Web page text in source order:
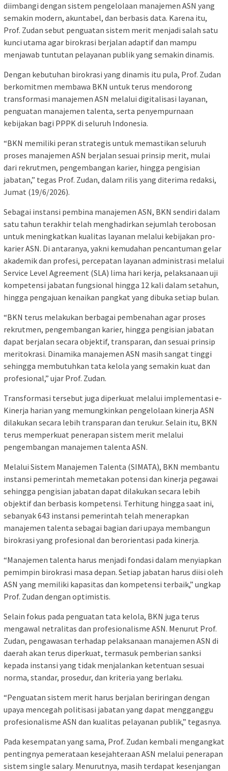
diimbangi dengan sistem pengelolaan manajemen ASN yang
semakin modern, akuntabel, dan berbasis data. Karena itu,
Prof. Zudan sebut penguatan sistem merit menjadi salah satu
kunci utama agar birokrasi berjalan adaptif dan mampu
menjawab tuntutan pelayanan publik yang semakin dinamis.
Dengan kebutuhan birokrasi yang dinamis itu pula, Prof. Zudan
berkomitmen membawa BKN untuk terus mendorong
transformasi manajemen ASN melalui digitalisasi layanan,
penguatan manajemen talenta, serta penyempurnaan
kebijakan bagi PPPK di seluruh Indonesia.
“BKN memiliki peran strategis untuk memastikan seluruh
proses manajemen ASN berjalan sesuai prinsip merit, mulai
dari rekrutmen, pengembangan karier, hingga pengisian
jabatan,” tegas Prof. Zudan, dalam rilis yang diterima redaksi,
Jumat (19/6/2026).
Sebagai instansi pembina manajemen ASN, BKN sendiri dalam
satu tahun terakhir telah menghadirkan sejumlah terobosan
untuk meningkatkan kualitas layanan melalui kebijakan pro-
karier ASN. Di antaranya, yakni kemudahan pencantuman gelar
akademik dan profesi, percepatan layanan administrasi melalui
Service Level Agreement (SLA) lima hari kerja, pelaksanaan uji
kompetensi jabatan fungsional hingga 12 kali dalam setahun,
hingga pengajuan kenaikan pangkat yang dibuka setiap bulan.
“BKN terus melakukan berbagai pembenahan agar proses
rekrutmen, pengembangan karier, hingga pengisian jabatan
dapat berjalan secara objektif, transparan, dan sesuai prinsip
meritokrasi. Dinamika manajemen ASN masih sangat tinggi
sehingga membutuhkan tata kelola yang semakin kuat dan
profesional,” ujar Prof. Zudan.
Transformasi tersebut juga diperkuat melalui implementasi e-
Kinerja harian yang memungkinkan pengelolaan kinerja ASN
dilakukan secara lebih transparan dan terukur. Selain itu, BKN
terus memperkuat penerapan sistem merit melalui
pengembangan manajemen talenta ASN.
Melalui Sistem Manajemen Talenta (SIMATA), BKN membantu
instansi pemerintah memetakan potensi dan kinerja pegawai
sehingga pengisian jabatan dapat dilakukan secara lebih
objektif dan berbasis kompetensi. Terhitung hingga saat ini,
sebanyak 643 instansi pemerintah telah menerapkan
manajemen talenta sebagai bagian dari upaya membangun
birokrasi yang profesional dan berorientasi pada kinerja.
“Manajemen talenta harus menjadi fondasi dalam menyiapkan
pemimpin birokrasi masa depan. Setiap jabatan harus diisi oleh
ASN yang memiliki kapasitas dan kompetensi terbaik,” ungkap
Prof. Zudan dengan optimistis.
Selain fokus pada penguatan tata kelola, BKN juga terus
mengawal netralitas dan profesionalisme ASN. Menurut Prof.
Zudan, pengawasan terhadap pelaksanaan manajemen ASN di
daerah akan terus diperkuat, termasuk pemberian sanksi
kepada instansi yang tidak menjalankan ketentuan sesuai
norma, standar, prosedur, dan kriteria yang berlaku.
“Penguatan sistem merit harus berjalan beriringan dengan
upaya mencegah politisasi jabatan yang dapat mengganggu
profesionalisme ASN dan kualitas pelayanan publik,” tegasnya.
Pada kesempatan yang sama, Prof. Zudan kembali mengangkat
pentingnya pemerataan kesejahteraan ASN melalui penerapan
sistem single salary. Menurutnya, masih terdapat kesenjangan